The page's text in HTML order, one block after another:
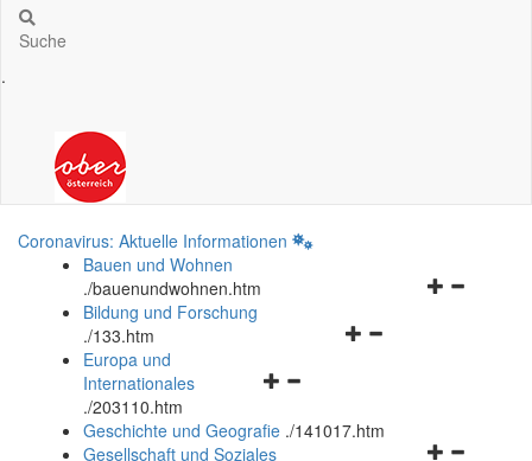
Suche
.
Coronavirus: Aktuelle Informationen
Bauen und Wohnen
./bauenundwohnen.htm
Navigationsmenü
Bildung und Forschung
./133.htm
Navigationsmenü
und
schließen
Europa und
Internationales
./203110.htm
Geschichte und Geografie ./141017.htm
Gesellschaft und Soziales